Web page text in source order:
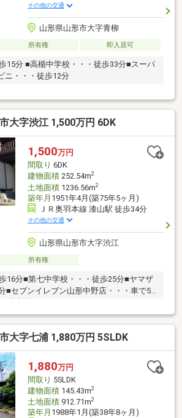
その他の交通
山形県山形市大字青柳
所有権 即入居可
15分 ■高楯中学校・・・徒歩33分■スーパ
ニ・・・徒歩12分
大字渋江 1,500万円 6DK
1,500万円
間取り 6DK
建物面積252.54m2
土地面積1236.56m2
築年月 1951年4月(築75年5ヶ月)
ＪＲ奥羽本線 漆山駅 徒歩34分
その他の交通
山形県山形市大字渋江
所有権
16分■第七中学校・・・徒歩25分■ヤマザ
■セブンイレブン山形中野店・・・車で5
大字七浦 1,880万円 5SLDK
1,880万円
間取り 5SLDK
建物面積145.43m2
土地面積912.71m2
築年月 1988年1月(築38年8ヶ月)